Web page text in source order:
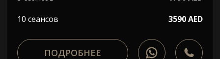
10 сеансов
3590 AED
ПОДРОБНЕЕ